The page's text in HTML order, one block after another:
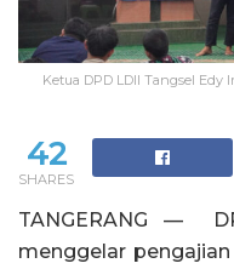
Ketua DPD LDII Tangsel
42
SHARES
TANGERANG —
menggelar